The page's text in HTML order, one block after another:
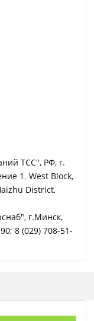
ТСС", РФ, г.
1. West Block,
District,
г.Минск,
8 (029) 708-51-